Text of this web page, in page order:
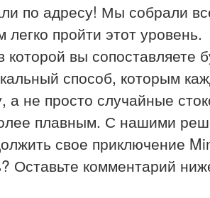
по адресу! Мы собрали
пройти этот уровень.
вы сопоставляете
способ, которым
не просто случайные
плавным. С нашими
свое приключение
Оставьте комментарий